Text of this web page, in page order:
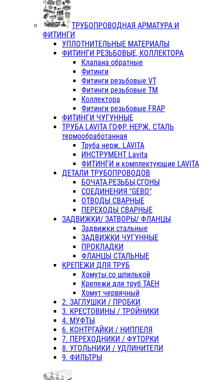
ТРУБОПРОВОДНАЯ АРМАТУРА И
ФИТИНГИ
УПЛОТНИТЕЛЬНЫЕ МАТЕРИАЛЫ
ФИТИНГИ РЕЗЬБОВЫЕ, КОЛЛЕКТОРА
Клапана обратные
Фитинги
Фитинги резьбовые VT
Фитинги резьбовые ТМ
Коллектора
Фитинги резьбовые FRAP
ФИТИНГИ ЧУГУННЫЕ
ТРУБА LAVITA ГОФР. НЕРЖ. СТАЛЬ
термообработанная
Труба нерж. LAVITA
ИНСТРУМЕНТ Lavita
ФИТИНГИ и комплектующие LAVITA
ДЕТАЛИ ТРУБОПРОВОДОВ
БОЧАТА,РЕЗЬБЫ,СГОНЫ
СОЕДИНЕНИЯ "GEBO"
ОТВОДЫ СВАРНЫЕ
ПЕРЕХОДЫ СВАРНЫЕ
ЗАДВИЖКИ/ ЗАТВОРЫ/ ФЛАНЦЫ
Задвижки стальные
ЗАДВИЖКИ ЧУГУННЫЕ
ПРОКЛАДКИ
ФЛАНЦЫ СТАЛЬНЫЕ
КРЕПЕЖИ ДЛЯ ТРУБ
Хомуты со шпилькой
Крепежи для труб ТАЕН
Хомут червячный
2. ЗАГЛУШКИ / ПРОБКИ
3. КРЕСТОВИНЫ / ТРОЙНИКИ
4. МУФТЫ
6. КОНТРГАЙКИ / НИППЕЛЯ
7. ПЕРЕХОДНИКИ / ФУТОРКИ
8. УГОЛЬНИКИ / УДЛИНИТЕЛИ
9. ФИЛЬТРЫ